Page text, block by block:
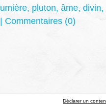
lumière, pluton, âme, divin,
Commentaires (0)
Déclarer un